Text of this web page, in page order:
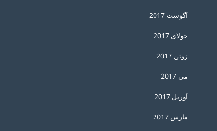
آگوست 2017
جولای 2017
ژوئن 2017
می 2017
آوریل 2017
مارس 2017